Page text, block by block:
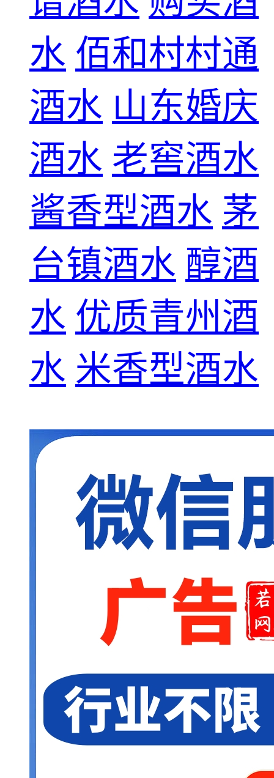
水 佰和村村通
酒水 山东婚庆
酒水 老窖酒水
酱香型酒水 茅
台镇酒水 醇酒
水 优质青州酒
水 米香型酒水